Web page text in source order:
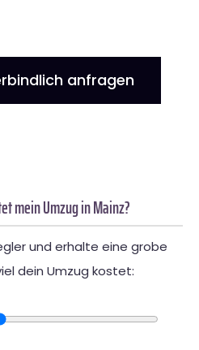
anfragen
mein Umzug in Mainz?
und erhalte eine grobe
dein Umzug kostet: